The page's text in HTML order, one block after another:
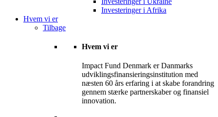
Investeringer i Afrika
Hvem vi er
Tilbage
Hvem vi er
Impact Fund Denmark er Danmarks
udviklingsfinansieringsinstitution med
næsten 60 års erfaring i at skabe forandring
gennem stærke partnerskaber og finansiel
innovation.